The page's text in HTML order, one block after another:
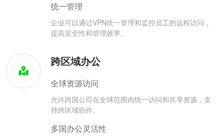
统一管理
企业可以通过VPN统一管理和监控员工的远程访问，
提高安全性和管理效率。
跨区域办公
全球资源访问
允许跨国公司在全球范围内统一访问和共享资源，支
持跨区域协作。
多国办公灵活性